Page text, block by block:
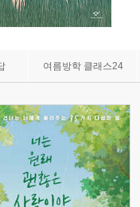
여름방학 클래스24